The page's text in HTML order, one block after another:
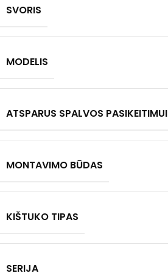
SVORIS
MODELIS
ATSPARUS SPALVOS PASIKEITIMUI
MONTAVIMO BŪDAS
KIŠTUKO TIPAS
SERIJA